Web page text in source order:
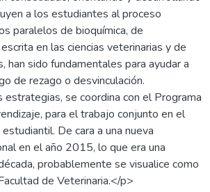
a los estudiantes al proceso
paralelos de bioquímica, de
en las ciencias veterinarias y de
han sido fundamentales para ayudar a
de rezago o desvinculación.
se coordina con el Programa
para el trabajo conjunto en el
De cara a una nueva
en el año 2015, lo que era una
probablemente se visualice como
de Veterinaria.</p>